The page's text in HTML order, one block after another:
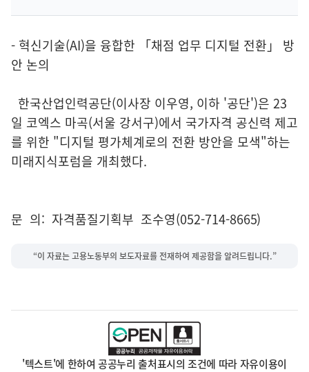
- 혁신기술(AI)을 융합한 「채점 업무 디지털 전환」 방
안 논의
한국산업인력공단(이사장 이우영, 이하 '공단')은 23
일 코엑스 마곡(서울 강서구)에서 국가자격 공신력 제고
를 위한 "디지털 평가체계로의 전환 방안을 모색"하는
미래지식포럼을 개최했다.
문 의: 자격품질기획부 조수영(052-714-8665)
“이 자료는 고용노동부의 보도자료를 전재하여 제공함을 알려드립니다.”
'텍스트'에 한하여 공공누리 출처표시의 조건에 따라 자유이용이